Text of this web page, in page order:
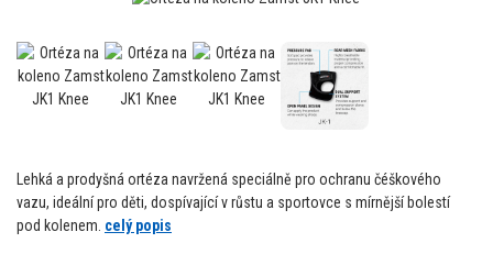
Lehká a prodyšná ortéza navržená speciálně pro ochranu čéškového
vazu, ideální pro děti, dospívající v růstu a sportovce s mírnější bolestí
pod kolenem. celý popis